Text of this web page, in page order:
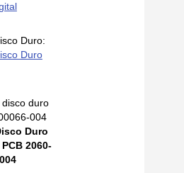
Duro:
Duro
Duro
2060-